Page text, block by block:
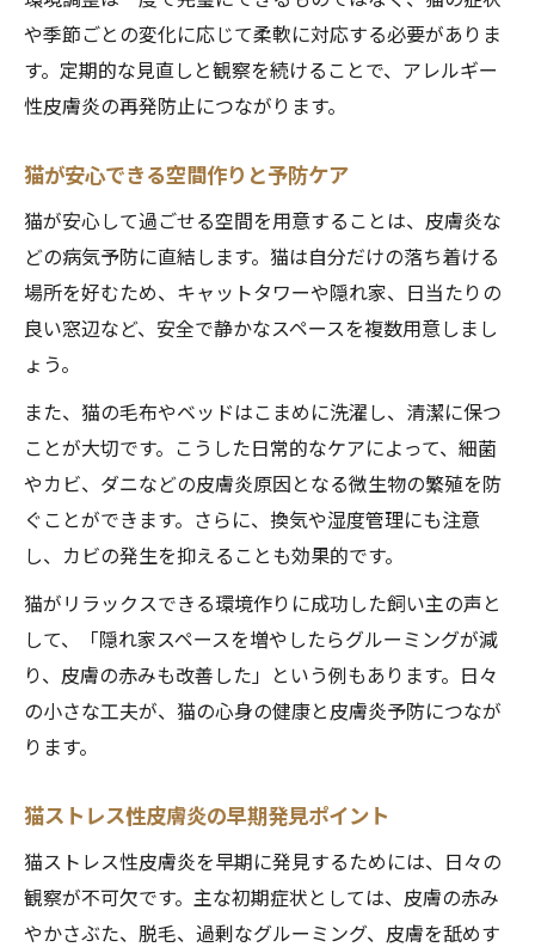
や季節ごとの変化に応じて柔軟に対応する必要がありま
す。定期的な見直しと観察を続けることで、アレルギー
性皮膚炎の再発防止につながります。
猫が安心できる空間作りと予防ケア
猫が安心して過ごせる空間を用意することは、皮膚炎な
どの病気予防に直結します。猫は自分だけの落ち着ける
場所を好むため、キャットタワーや隠れ家、日当たりの
良い窓辺など、安全で静かなスペースを複数用意しまし
ょう。
また、猫の毛布やベッドはこまめに洗濯し、清潔に保つ
ことが大切です。こうした日常的なケアによって、細菌
やカビ、ダニなどの皮膚炎原因となる微生物の繁殖を防
ぐことができます。さらに、換気や湿度管理にも注意
し、カビの発生を抑えることも効果的です。
猫がリラックスできる環境作りに成功した飼い主の声と
して、「隠れ家スペースを増やしたらグルーミングが減
り、皮膚の赤みも改善した」という例もあります。日々
の小さな工夫が、猫の心身の健康と皮膚炎予防につなが
ります。
猫ストレス性皮膚炎の早期発見ポイント
猫ストレス性皮膚炎を早期に発見するためには、日々の
観察が不可欠です。主な初期症状としては、皮膚の赤み
やかさぶた、脱毛、過剰なグルーミング、皮膚を舐めす